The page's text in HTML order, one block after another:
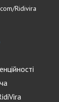
Ridivira